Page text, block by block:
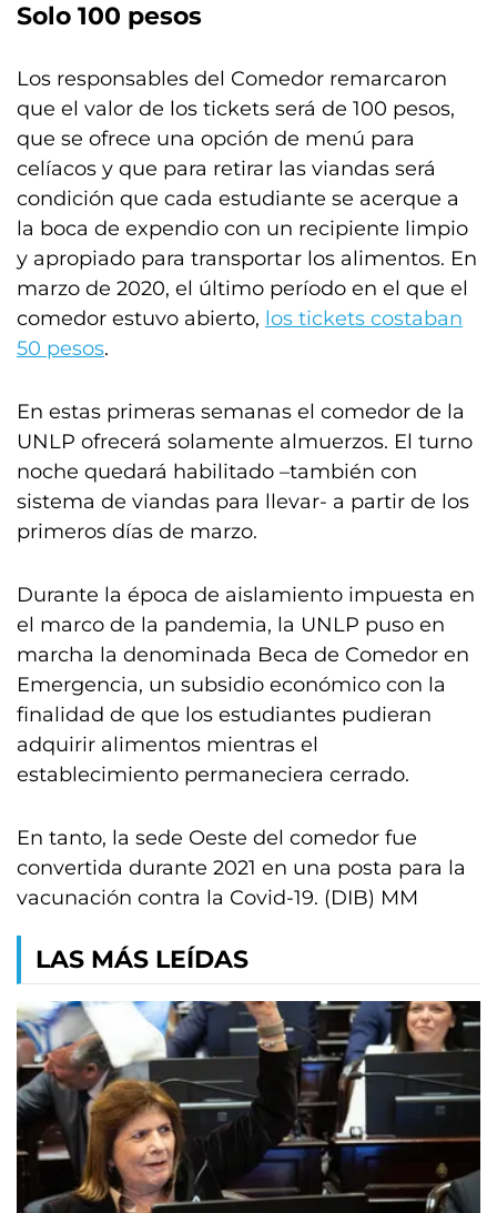
Solo 100 pesos
Los responsables del Comedor remarcaron
que el valor de los tickets será de 100 pesos,
que se ofrece una opción de menú para
celíacos y que para retirar las viandas será
condición que cada estudiante se acerque a
la boca de expendio con un recipiente limpio
y apropiado para transportar los alimentos. En
marzo de 2020, el último período en el que el
comedor estuvo abierto, los tickets costaban
50 pesos.
En estas primeras semanas el comedor de la
UNLP ofrecerá solamente almuerzos. El turno
noche quedará habilitado –también con
sistema de viandas para llevar- a partir de los
primeros días de marzo.
Durante la época de aislamiento impuesta en
el marco de la pandemia, la UNLP puso en
marcha la denominada Beca de Comedor en
Emergencia, un subsidio económico con la
finalidad de que los estudiantes pudieran
adquirir alimentos mientras el
establecimiento permaneciera cerrado.
En tanto, la sede Oeste del comedor fue
convertida durante 2021 en una posta para la
vacunación contra la Covid-19. (DIB) MM
LAS MÁS LEÍDAS